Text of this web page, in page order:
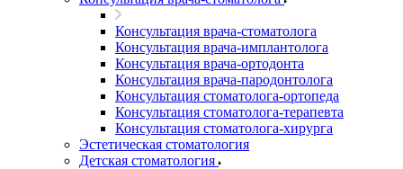
Консультация врача-стоматолога
Консультация врача-имплантолога
Консультация врача-ортодонта
Консультация врача-пародонтолога
Консультация стоматолога-ортопеда
Консультация стоматолога-терапевта
Консультация стоматолога-хирурга
Эстетическая стоматология
Детская стоматология